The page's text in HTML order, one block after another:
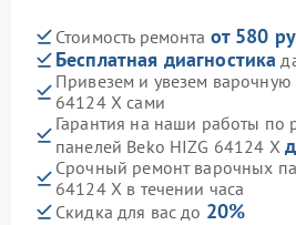
Стоимость ремонта от 580
Бесплатная диагностика
Привезем и увезем варочную
64124 X сами
Гарантия на наши работы по
панелей Beko HIZG 64124 X
Срочный ремонт варочных
64124 X в течении часа
Скидка для вас до 20%